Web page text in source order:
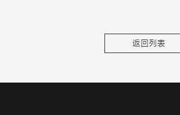
返回列表